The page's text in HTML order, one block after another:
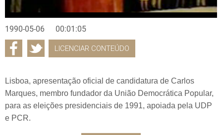
1990-05-06 00:01:05
LICENCIAR CONTEÚDO
Lisboa, apresentação oficial de candidatura de Carlos
Marques, membro fundador da União Democrática Popular,
para as eleições presidenciais de 1991, apoiada pela UDP
e PCR.